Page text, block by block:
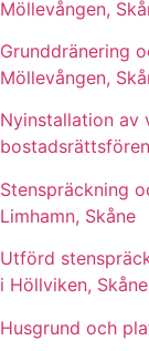
Möllevången,
Grunddränering
Möllevången,
Nyinstallation av
Stenspräckning
Limhamn, Skåne
Utförd
i Höllviken, Skåne
Husgrund och